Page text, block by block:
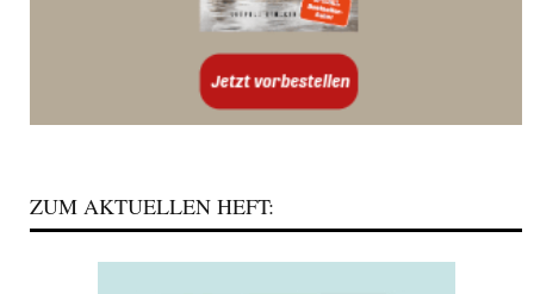
ZUM AKTUELLEN HEFT: